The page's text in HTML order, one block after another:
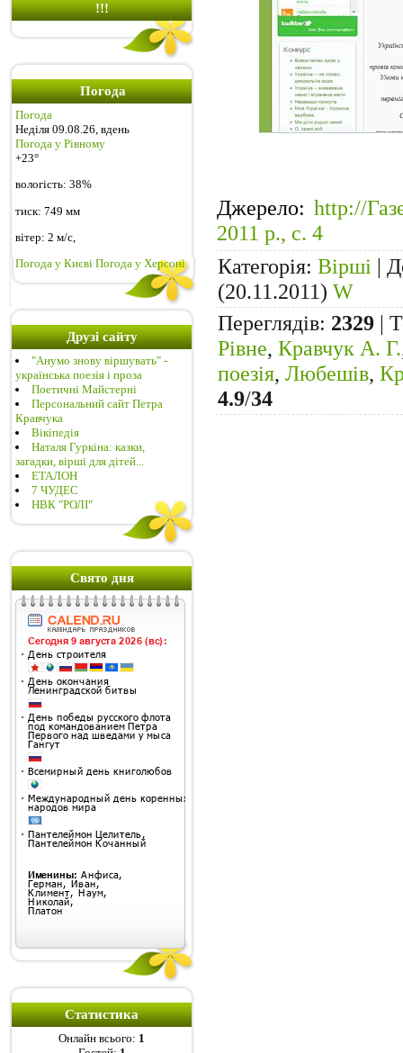
!!!
Погода
Погода
Неділя 09.08.26, вдень
Погода у Рівному
+23°
вологість: 38%
тиск: 749 мм
вітер: 2 м/с,
Погода у Києві Погода у Херсоні
Друзі сайту
"Анумо знову віршувать" -
українська поезія і проза
Поетичні Майстерні
Персональний сайт Петра
Кравчука
Вікіпедія
Наталя Гуркіна: казки,
загадки, вірші для дітей...
ЕТАЛОН
7 ЧУДЕС
НВК "РОЛІ"
Свято дня
Статистика
Онлайн всього: 1
Джерело:http://
2011 р., с. 4
Категорія: Вірші |
(20.11.2011) W
Переглядів: 2329 |
Рівне, Кравчук А. Г.
поезія, Любешів,
4.9/34